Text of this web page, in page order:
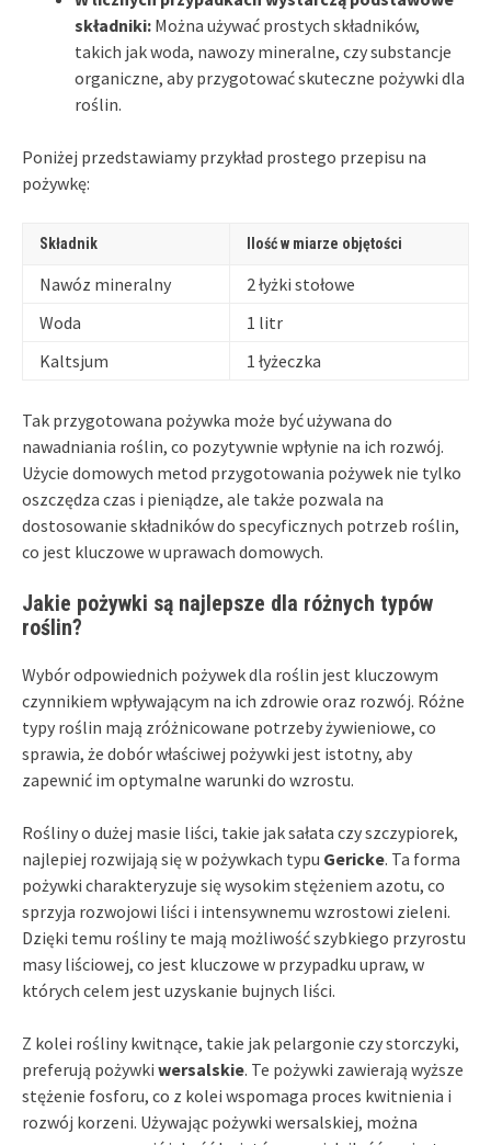
składniki: Można używać prostych składników,
takich jak woda, nawozy mineralne, czy substancje
organiczne, aby przygotować skuteczne pożywki dla
roślin.
Poniżej przedstawiamy przykład prostego przepisu na
pożywkę:
Składnik Ilość w miarze objętości
Nawóz mineralny
2 łyżki stołowe
Woda
1 litr
Kaltsjum
1 łyżeczka
Tak przygotowana pożywka może być używana do
nawadniania roślin, co pozytywnie wpłynie na ich rozwój.
Użycie domowych metod przygotowania pożywek nie tylko
oszczędza czas i pieniądze, ale także pozwala na
dostosowanie składników do specyficznych potrzeb roślin,
co jest kluczowe w uprawach domowych.
Jakie pożywki są najlepsze dla różnych typów
roślin?
Wybór odpowiednich pożywek dla roślin jest kluczowym
czynnikiem wpływającym na ich zdrowie oraz rozwój. Różne
typy roślin mają zróżnicowane potrzeby żywieniowe, co
sprawia, że dobór właściwej pożywki jest istotny, aby
zapewnić im optymalne warunki do wzrostu.
Rośliny o dużej masie liści, takie jak sałata czy szczypiorek,
najlepiej rozwijają się w pożywkach typu Gericke. Ta forma
pożywki charakteryzuje się wysokim stężeniem azotu, co
sprzyja rozwojowi liści i intensywnemu wzrostowi zieleni.
Dzięki temu rośliny te mają możliwość szybkiego przyrostu
masy liściowej, co jest kluczowe w przypadku upraw, w
których celem jest uzyskanie bujnych liści.
Z kolei rośliny kwitnące, takie jak pelargonie czy storczyki,
preferują pożywki wersalskie. Te pożywki zawierają wyższe
stężenie fosforu, co z kolei wspomaga proces kwitnienia i
rozwój korzeni. Używając pożywki wersalskiej, można